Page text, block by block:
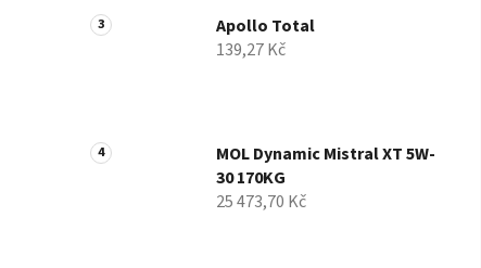
Apollo Total
139,27 Kč
MOL Dynamic Mistral XT 5W-
30 170KG
25 473,70 Kč